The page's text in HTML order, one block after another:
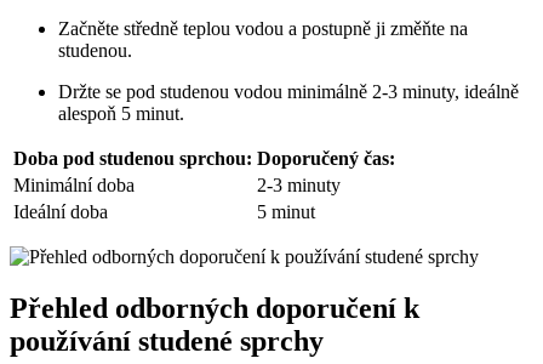
Začněte středně teplou vodou a postupně ji změňte na
studenou.
Držte se pod studenou vodou minimálně 2-3 minuty, ideálně
alespoň 5 minut.
Doba pod studenou sprchou: Doporučený čas:
Minimální doba
2-3 minuty
Ideální doba
5 minut
Přehled odborných doporučení k
používání studené sprchy